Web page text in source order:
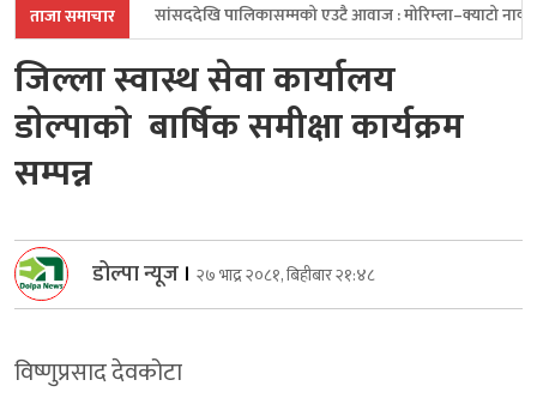
ताजा समाचार
पालिकासम्मको एउटै आवाज : मोरिम्ला–क्याटो नाका तत्काल खोल चारबुँदे
जिल्ला स्वास्थ सेवा कार्यालय
डाेल्पाकाे बार्षिक समीक्षा कार्यक्रम
सम्पन्न
डोल्पा न्यूज । २७ भाद्र २०८१, बिहीबार २१:४८
विष्णुप्रसाद देवकोटा